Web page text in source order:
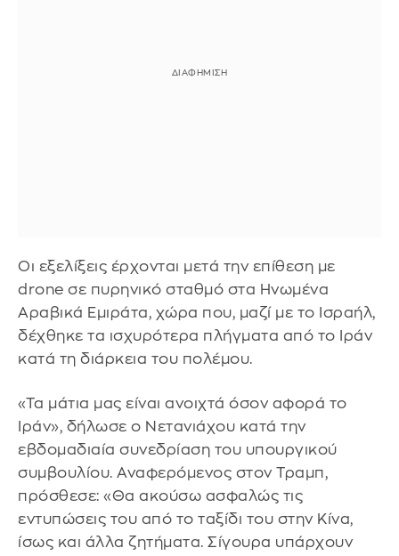
Οι εξελίξεις έρχονται μετά την επίθεση με
drone σε πυρηνικό σταθμό στα Ηνωμένα
Αραβικά Εμιράτα, χώρα που, μαζί με το Ισραήλ,
δέχθηκε τα ισχυρότερα πλήγματα από το Ιράν
κατά τη διάρκεια του πολέμου.
«Τα μάτια μας είναι ανοιχτά όσον αφορά το
Ιράν», δήλωσε ο Νετανιάχου κατά την
εβδομαδιαία συνεδρίαση του υπουργικού
συμβουλίου. Αναφερόμενος στον Τραμπ,
πρόσθεσε: «Θα ακούσω ασφαλώς τις
εντυπώσεις του από το ταξίδι του στην Κίνα,
ίσως και άλλα ζητήματα. Σίγουρα υπάρχουν